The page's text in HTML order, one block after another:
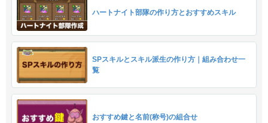
ハートナイト部隊の作り方とおすすめスキル
SPスキルとスキル派生の作り方｜組み合わせ一
覧
おすすめ鍵と名前(称号)の組合せ